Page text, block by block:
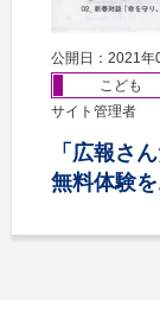
公開日：2021年
こども
サイト管理者
「広報さ
無料体験を